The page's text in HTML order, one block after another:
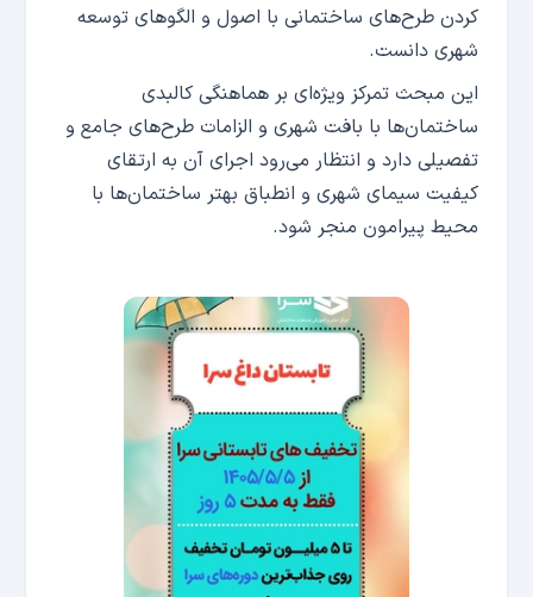
کردن طرح‌های ساختمانی با اصول و الگوهای توسعه
شهری دانست.
این مبحث تمرکز ویژه‌ای بر هماهنگی کالبدی
ساختمان‌ها با بافت شهری و الزامات طرح‌های جامع و
تفصیلی دارد و انتظار می‌رود اجرای آن به ارتقای
کیفیت سیمای شهری و انطباق بهتر ساختمان‌ها با
محیط پیرامون منجر شود.